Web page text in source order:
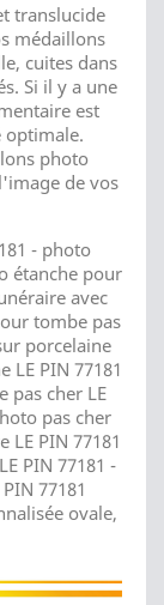
translucide
médaillons
cuites dans
Si il y a une
est
optimale.
photo
de vos
- photo
étanche pour
avec
tombe pas
porcelaine
LE PIN 77181
pas cher LE
pas cher
LE PIN 77181
PIN 77181 -
77181
ovale,